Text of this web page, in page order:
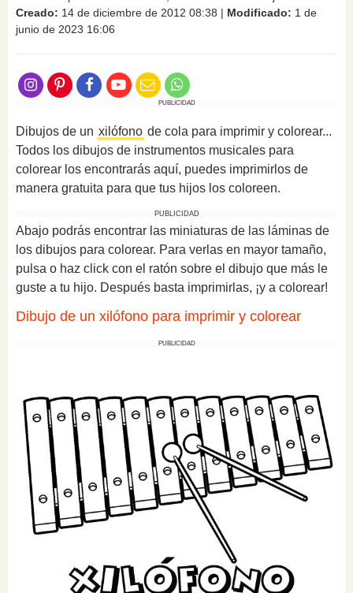
Creado: 14 de diciembre de 2012 08:38 | Modificado: 1 de
junio de 2023 16:06
PUBLICIDAD
Dibujos de un xilófono de cola para imprimir y colorear...
Todos los dibujos de instrumentos musicales para
colorear los encontrarás aquí, puedes imprimirlos de
manera gratuita para que tus hijos los coloreen.
PUBLICIDAD
Abajo podrás encontrar las miniaturas de las láminas de
los dibujos para colorear. Para verlas en mayor tamaño,
pulsa o haz click con el ratón sobre el dibujo que más le
guste a tu hijo. Después basta imprimirlas, ¡y a colorear!
Dibujo de un xilófono para imprimir y colorear
PUBLICIDAD